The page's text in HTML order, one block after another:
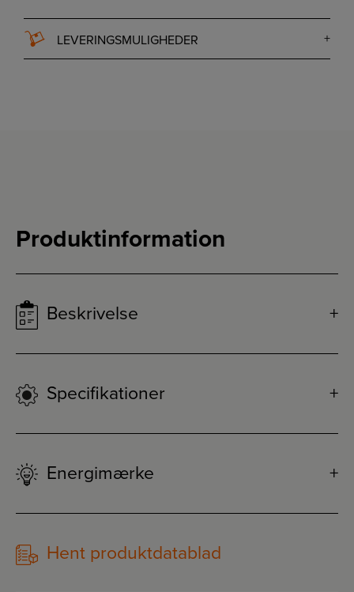
LEVERINGSMULIGHEDER
Produktinformation
Beskrivelse
Specifikationer
Energimærke
Hent produktdatablad